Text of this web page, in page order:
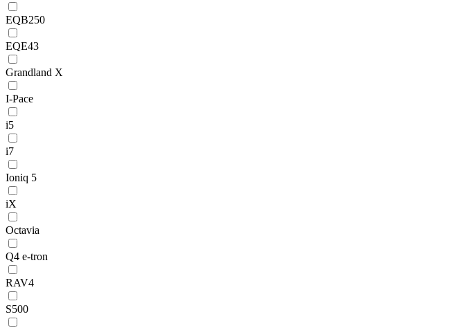
EQB250
EQE43
Grandland X
I-Pace
i5
i7
Ioniq 5
iX
Octavia
Q4 e-tron
RAV4
S500